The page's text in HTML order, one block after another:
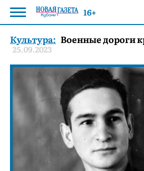
Культура: Военные дороги
25.09.2023
16+